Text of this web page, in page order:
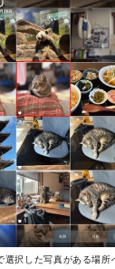
択した写真がある場所